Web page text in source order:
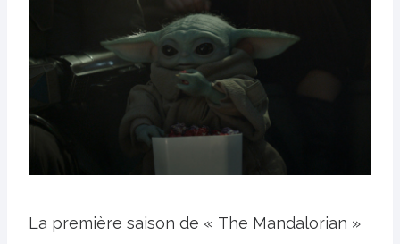
La première saison de « The Mandalorian »